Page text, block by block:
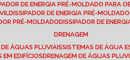
DE ENERGIA PRÉ-MOLDADO PARA
DISSIPADOR DE ENERGIA PRÉ-
PRÉ-MOLDADO DISSIPADOR DE
DRENAGEM
DE ÁGUAS PLUVIAIS SISTEMAS DE ÁGUA
EM EDIFÍCIOS DRENAGEM DE ÁGUAS